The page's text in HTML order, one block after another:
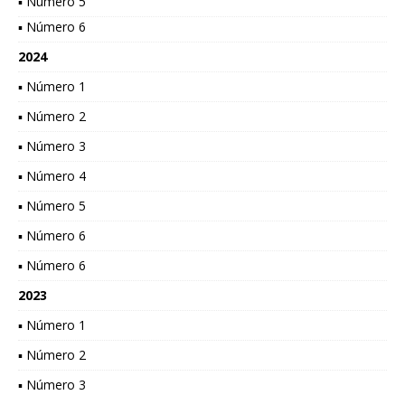
▪ Número 6
2024
▪ Número 1
▪ Número 2
▪ Número 3
▪ Número 4
▪ Número 5
▪ Número 6
▪ Número 6
2023
▪ Número 1
▪ Número 2
▪ Número 3